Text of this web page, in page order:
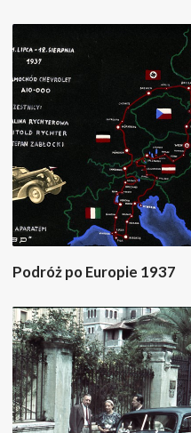
Podróż po Europie 1937